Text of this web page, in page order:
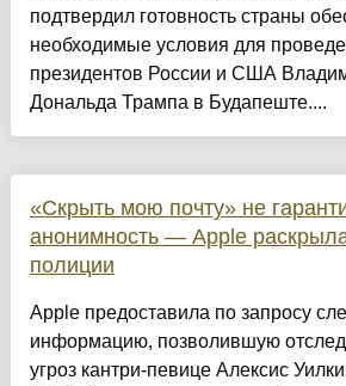
подтвердил готовность страны
необходимые условия для
президентов России и США
Дональда Трампа в Будапеште....
«Скрыть мою почту» не
анонимность — Apple
полиции
Apple предоставила по запросу
информацию, позволившую
угроз кантри-певице Алексис